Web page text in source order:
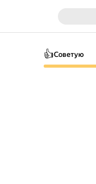
👍Советую